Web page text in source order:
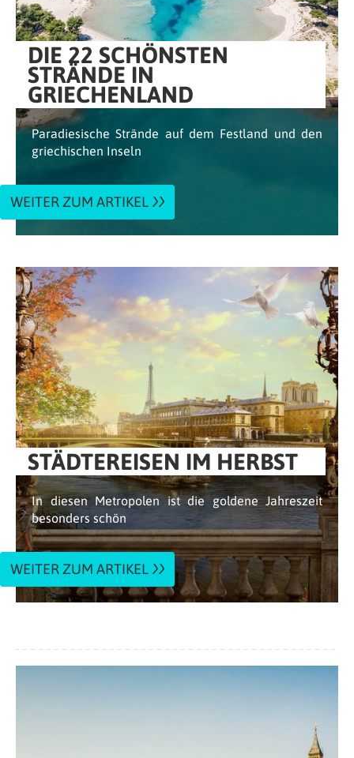
DIE 22 SCHÖNSTEN
STRÄNDE IN
GRIECHENLAND
Paradiesische Strände auf dem Festland und den
griechischen Inseln
WEITER ZUM ARTIKEL
STÄDTEREISEN IM HERBST
In diesen Metropolen ist die goldene Jahreszeit
besonders schön
WEITER ZUM ARTIKEL